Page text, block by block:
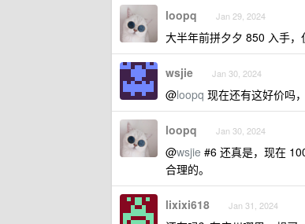
loopq Jan 29, 2024
大半年前拼夕夕 850 入手，
wsjie Jan 30, 2024
@loopq 现在还有这好价吗
loopq Jan 30, 2024
@wsjie #6 还真是，现在
合理的。
lixixi618 Jan 31, 2024